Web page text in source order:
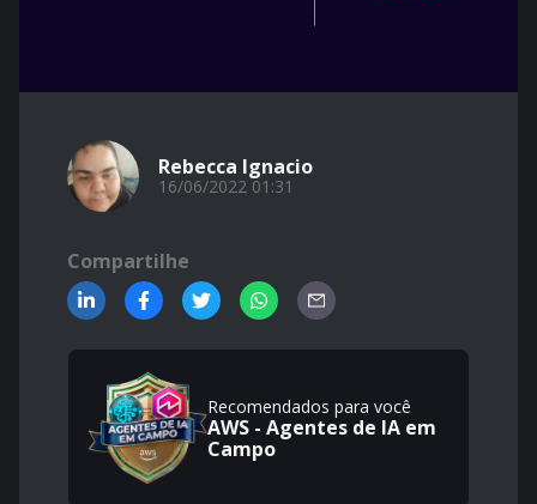
Rebecca Ignacio
16/06/2022 01:31
Compartilhe
Recomendados para você
AWS - Agentes de IA em
Campo